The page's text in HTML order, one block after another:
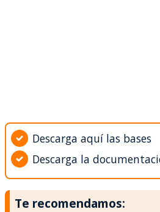
Descarga aquí las bases
Descarga la
Te recomendamos: